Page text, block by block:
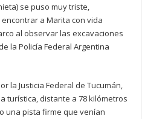
se puso muy triste,
a Marita con vida
al observar las excavaciones
la Policía Federal Argentina
la Justicia Federal de Tucumán,
turística, distante a 78 kilómetros
una pista firme que venían